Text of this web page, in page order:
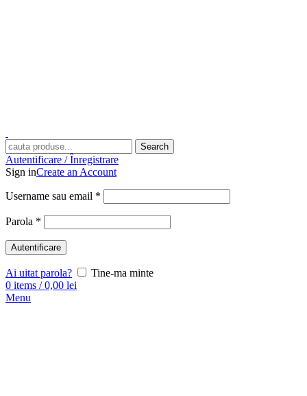
Search
Autentificare / Înregistrare
Sign inCreate an Account
Username sau email *
Parola *
Autentificare
Ai uitat parola?
Tine-ma minte
0 items / 0,00 lei
Menu